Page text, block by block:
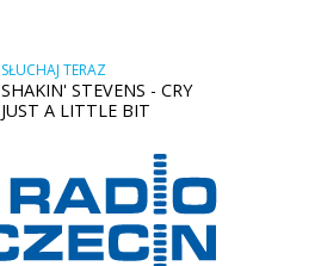
SŁUCHAJ TERAZ
SHAKIN' STEVENS - CRY
JUST A LITTLE BIT